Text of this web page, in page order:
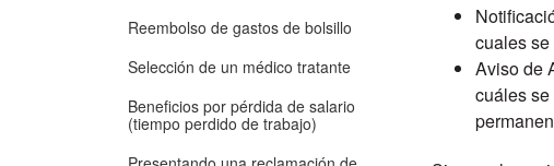
Reembolso de gastos de bolsillo
Selección de un médico tratante
Beneficios por pérdida de salario
(tiempo perdido de trabajo)
cuales
Aviso de
cuáles